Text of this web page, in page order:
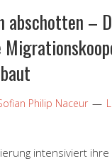
abschotten –
Philip Naceur
intensiviert ihre